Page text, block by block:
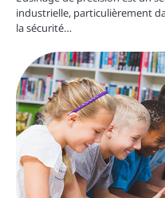
industrielle, particulièrement
la sécurité…